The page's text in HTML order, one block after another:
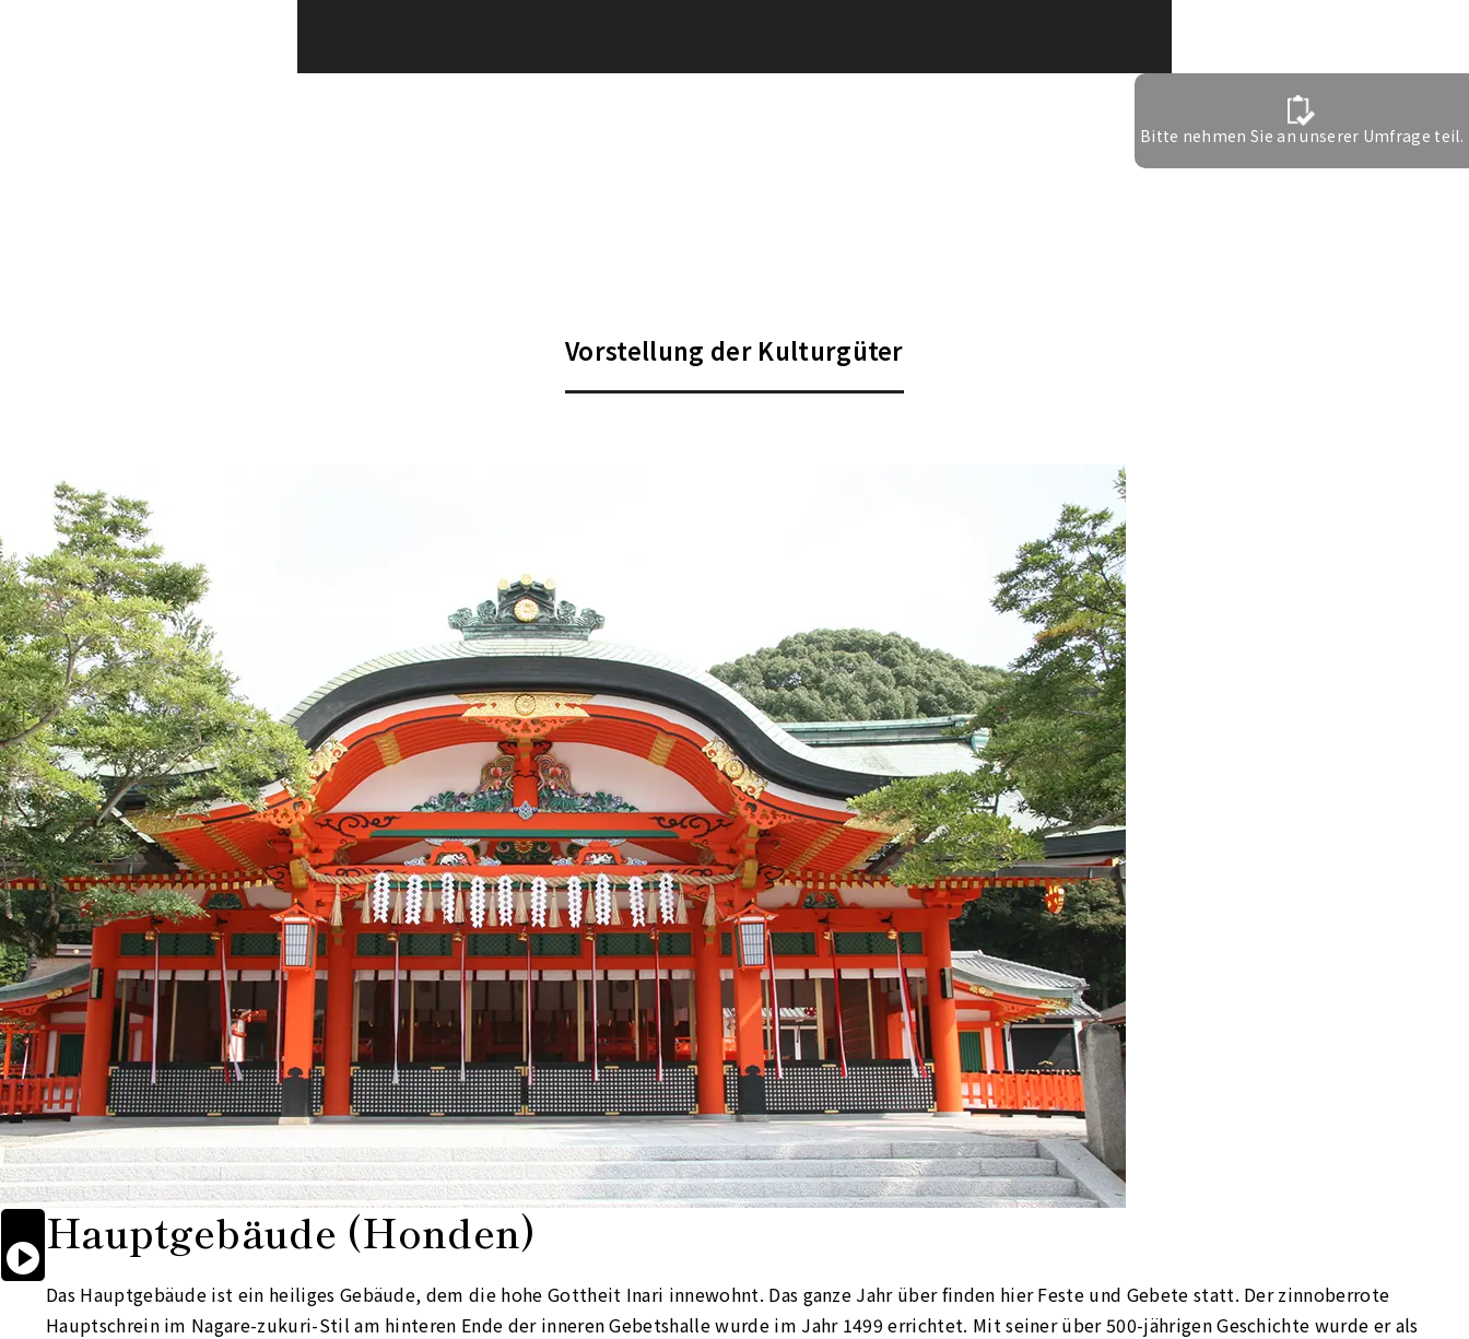
Bitte nehmen Sie an unserer Umfrage teil.
Vorstellung der Kulturgüter
Start
reading
aloud
Hauptgebäude (Honden)
Das Hauptgebäude ist ein heiliges Gebäude, dem die hohe Gottheit Inari innewohnt. Das ganze Jahr über finden hier Feste und Gebete statt. Der zinnoberrote
Hauptschrein im Nagare-zukuri-Stil am hinteren Ende der inneren Gebetshalle wurde im Jahr 1499 errichtet. Mit seiner über 500-jährigen Geschichte wurde er als